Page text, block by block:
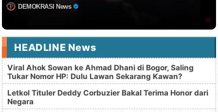
DEMOKRASI News
HEADLINE News
Viral Ahok Sowan ke Ahmad Dhani di Bogor, Saling
Tukar Nomor HP: Dulu Lawan Sekarang Kawan?
Letkol Tituler Deddy Corbuzier Bakal Terima Honor dari
Negara